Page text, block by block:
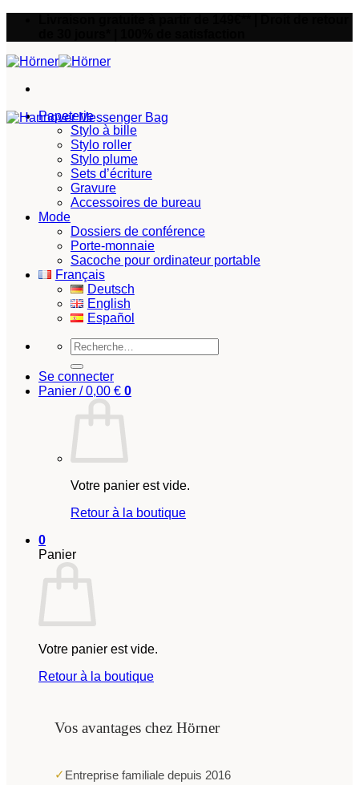
Papeterie
Stylo à bille
Stylo roller
Stylo plume
Sets d’écriture
Gravure
Accessoires de bureau
Mode
Dossiers de conférence
Porte-monnaie
Sacoche pour ordinateur portable
Français
Deutsch
English
Español
Recherche
pour :
Se connecter
Panier /0,00 € 0
Votre panier est vide.
Retour à la boutique
0
Panier
Votre panier est vide.
Retour à la boutique
Vos avantages chez Hörner
✓ Entreprise familiale depuis 2016